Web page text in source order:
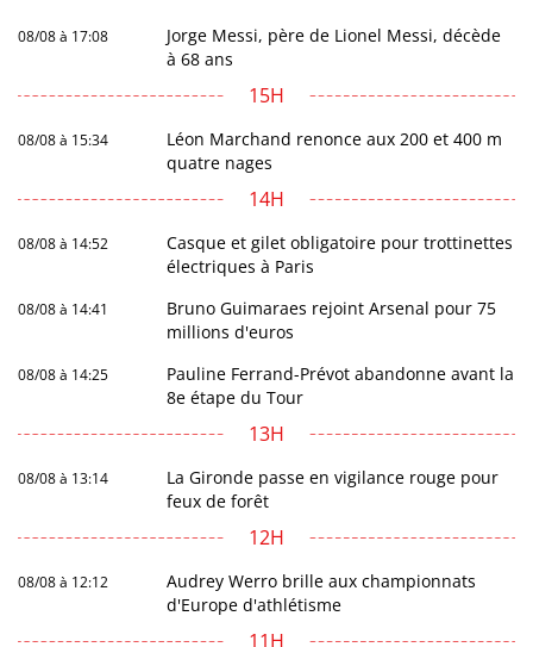
08/08 à 17:08
Jorge Messi, père de Lionel Messi, décède
à 68 ans
15H
08/08 à 15:34
Léon Marchand renonce aux 200 et 400 m
quatre nages
14H
08/08 à 14:52
Casque et gilet obligatoire pour trottinettes
électriques à Paris
08/08 à 14:41
Bruno Guimaraes rejoint Arsenal pour 75
millions d'euros
08/08 à 14:25
Pauline Ferrand-Prévot abandonne avant la
8e étape du Tour
13H
08/08 à 13:14
La Gironde passe en vigilance rouge pour
feux de forêt
12H
08/08 à 12:12
Audrey Werro brille aux championnats
d'Europe d'athlétisme
11H